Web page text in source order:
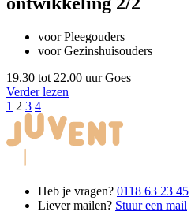
voor Pleegouders
voor Gezinshuisouders
19.30 tot 22.00 uurGoes
Verder lezen
1 2 3 4
Heb je vragen? 0118 63 23 45
Liever mailen? Stuur een mail